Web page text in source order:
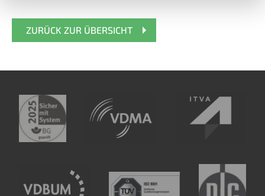
ZURÜCK ZUR ÜBERSICHT